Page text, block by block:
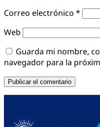
Correo electrónico *
Web
Guarda mi nombre,
navegador para la